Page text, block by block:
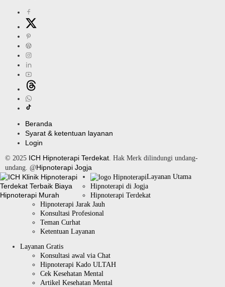
Beranda
Syarat & ketentuan layanan
Login
© 2025 ICH Hipnoterapi Terdekat. Hak Merk dilindungi undang-
undang. @Hipnoterapi Jogja
Layanan Utama
Hipnoterapi di Jogja
Hipnoterapi Terdekat
Hipnoterapi Jarak Jauh
Konsultasi Profesional
Teman Curhat
Ketentuan Layanan
Layanan Gratis
Konsultasi awal via Chat
Hipnoterapi Kado ULTAH
Cek Kesehatan Mental
Artikel Kesehatan Mental